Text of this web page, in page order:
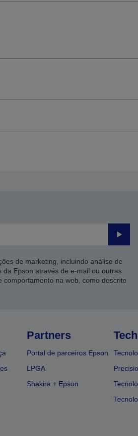
Enviar
de marketing, incluindo análise de
Epson através de e-mail ou outras
na web, como descrito
Partners
Portal de parceiros Epson
LPGA
Shakira + Epson